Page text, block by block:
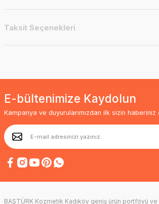
Taksit Seçenekleri
E-bültenimize Kaydolun
Kampanya ve duyurularımızdan ilk sizin haberiniz
BAŞTÜRK Kozmetik Kadıköy geniş ürün portföyü